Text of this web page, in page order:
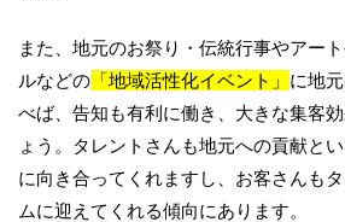
また、地元のお祭り・伝統行事やアー
ルなどの 「地域活性化イベント」 に地
べば、告知も有利に働き、大きな集客
ょう。タレントさんも地元への貢献と
に向き合ってくれますし、お客さんも
ムに迎えてくれる傾向にあります。